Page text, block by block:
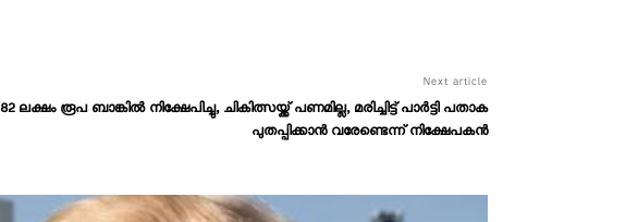
Next article
82 ലക്ഷം രൂപ ബാങ്കിൽ നിക്ഷേപിച്ചു, ചികിത്സയ്ക്ക് പണമില്ല, മരിച്ചിട്ട് പാർട്ടി പതാക
പുതപ്പിക്കാൻ വരേണ്ടെന്ന് നിക്ഷേപകൻ